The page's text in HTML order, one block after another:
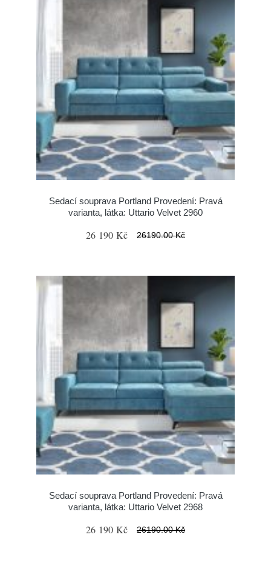
Sedací souprava Portland Provedení: Pravá
varianta, látka: Uttario Velvet 2960
26 190 Kč 26190.00 Kč
Sedací souprava Portland Provedení: Pravá
varianta, látka: Uttario Velvet 2968
26 190 Kč 26190.00 Kč